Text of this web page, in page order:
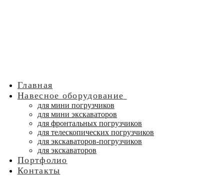
Главная
Навесное оборудование
для мини погрузчиков
для мини экскаваторов
для фронтальных погрузчиков
для телескопических погрузчиков
для экскаваторов-погрузчиков
для экскаваторов
Портфолио
Контакты